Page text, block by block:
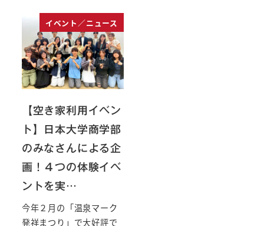
イベント／ニュース
【空き家利用イベン
ト】日本大学商学部
のみなさんによる企
画！４つの体験イベ
ントを実…
今年２月の「温泉マーク
発祥まつり」で大好評で